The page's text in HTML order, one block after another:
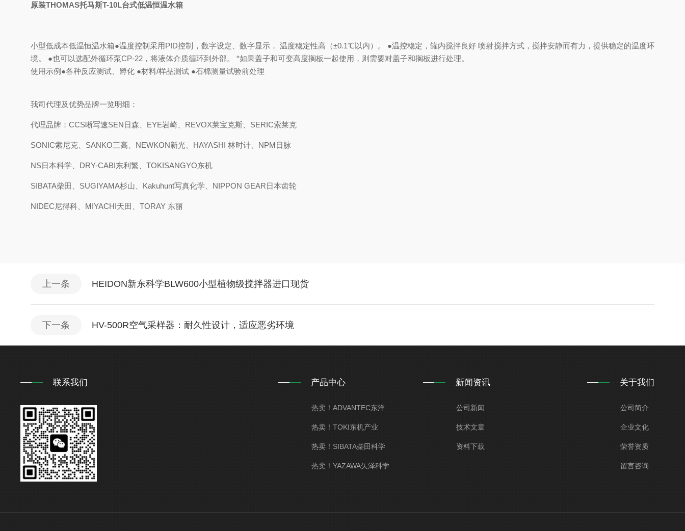
原装THOMAS托马斯T-10L台式低温恒温水箱
小型低成本低温恒温水箱●温度控制采用PID控制，数字设定、数字显示， 温度稳定性高（±0.1℃以内）。 ●温控稳定，罐内搅拌良好 喷射搅拌方式，搅拌安静而有力，提供稳定的温度环
境。 ●也可以选配外循环泵CP-22，将液体介质循环到外部。 *如果盖子和可变高度搁板一起使用，则需要对盖子和搁板进行处理。
使用示例●各种反应测试、孵化 ●材料/样品测试 ●石棉测量试验前处理
我司代理及优势品牌一览明细：
代理品牌：CCS晰写速SEN日森、EYE岩崎、REVOX莱宝克斯、SERIC索莱克
SONIC索尼克、SANKO三高、NEWKON新光、HAYASHI 林时计、NPM日脉
NS日本科学、DRY-CABI东利繁、TOKISANGYO东机
SIBATA柴田、SUGIYAMA杉山、Kakuhunt写真化学、NIPPON GEAR日本齿轮
NIDEC尼得科、MIYACHI天田、TORAY 东丽
上一条 HEIDON新东科学BLW600小型植物级搅拌器进口现货
下一条 HV-500R空气采样器：耐久性设计，适应恶劣环境
联系我们 产品中心
热卖！ADVANTEC东洋
热卖！TOKI东机产业
热卖！SIBATA柴田科学
热卖！YAZAWA矢泽科学
新闻资讯
公司新闻
技术文章
资料下载
关于我们
公司简介
企业文化
荣誉资质
留言咨询